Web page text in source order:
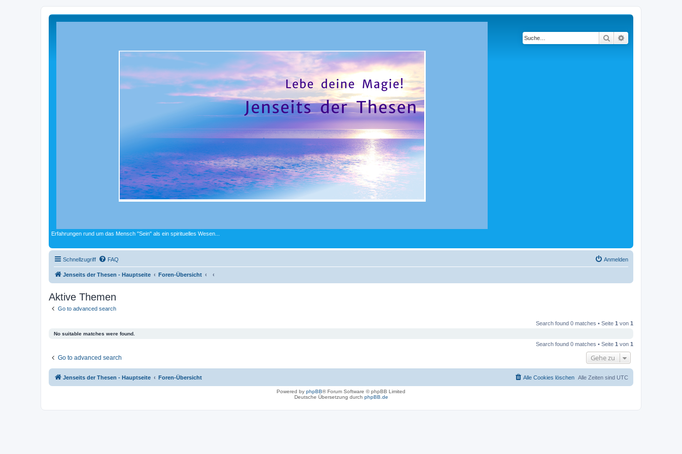
Erfahrungen rund um das Mensch "Sein" als ein spirituelles Wesen...
Suche
Schnellzugriff FAQ Anmelden
Jenseits der Thesen - Hauptseite Foren-Übersicht
Aktive Themen
Go to advanced search
Search found 0 matches • Seite 1 von 1
No suitable matches were found.
Search found 0 matches • Seite 1 von 1
Go to advanced search Gehe zu
Jenseits der Thesen - Hauptseite Foren-Übersicht Alle Zeiten sind UTC
Alle Cookies löschen
Powered by phpBB® Forum Software © phpBB Limited
Deutsche Übersetzung durch phpBB.de